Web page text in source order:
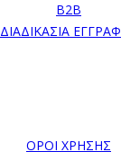
B2B
ΔΙΑΔΙΚΑΣΙΑ
ΟΡΟΙ ΧΡΗΣΗΣ